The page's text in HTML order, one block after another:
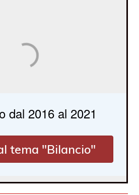
dal 2016 al 2021
tema "Bilancio"